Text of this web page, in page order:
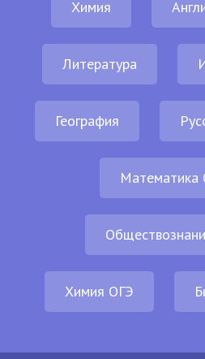
Химия
Литература
География
Математика
Химия ОГЭ